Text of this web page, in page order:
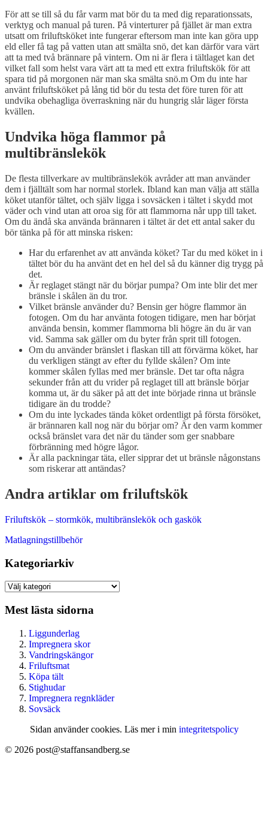
För att se till så du får varm mat bör du ta med dig reparationssats,
verktyg och manual på turen. På vinterturer på fjället är man extra
utsatt om friluftsköket inte fungerar eftersom man inte kan göra upp
eld eller få tag på vatten utan att smälta snö, det kan därför vara värt
att ta med två brännare på vintern. Om ni är flera i tältlaget kan det
vilket fall som helst vara värt att ta med ett extra friluftskök för att
spara tid på morgonen när man ska smälta snö.m Om du inte har
använt friluftsköket på lång tid bör du testa det före turen för att
undvika obehagliga överraskning när du hungrig slår läger första
kvällen.
Undvika höga flammor på
multibränslekök
De flesta tillverkare av multibränslekök avråder att man använder
dem i fjälltält som har normal storlek. Ibland kan man välja att ställa
köket utanför tältet, och själv ligga i sovsäcken i tältet i skydd mot
väder och vind utan att oroa sig för att flammorna når upp till taket.
Om du ändå ska använda brännaren i tältet är det ett antal saker du
bör tänka på för att minska risken:
Har du erfarenhet av att använda köket? Tar du med köket in i
tältet bör du ha använt det en hel del så du känner dig trygg på
det.
Är reglaget stängt när du börjar pumpa? Om inte blir det mer
bränsle i skålen än du tror.
Vilket bränsle använder du? Bensin ger högre flammor än
fotogen. Om du har använta fotogen tidigare, men har börjat
använda bensin, kommer flammorna bli högre än du är van
vid. Samma sak gäller om du byter från sprit till fotogen.
Om du använder bränslet i flaskan till att förvärma köket, har
du verkligen stängt av efter du fyllde skålen? Om inte
kommer skålen fyllas med mer bränsle. Det tar ofta några
sekunder från att du vrider på reglaget till att bränsle börjar
komma ut, är du säker på att det inte började rinna ut bränsle
tidigare än du trodde?
Om du inte lyckades tända köket ordentligt på första försöket,
är brännaren kall nog när du börjar om? Är den varm kommer
också bränslet vara det när du tänder som ger snabbare
förbränning med högre lågor.
Är alla packningar täta, eller sipprar det ut bränsle någonstans
som riskerar att antändas?
Andra artiklar om friluftskök
Friluftskök – stormkök, multibränslekök och gaskök
Matlagningstillbehör
Kategoriarkiv
Kategoriarkiv
Mest lästa sidorna
Liggunderlag
Impregnera skor
Vandringskängor
Friluftsmat
Köpa tält
Stighudar
Impregnera regnkläder
Sovsäck
Sidan använder cookies. Läs mer i min integritetspolicy
© 2026 post@staffansandberg.se